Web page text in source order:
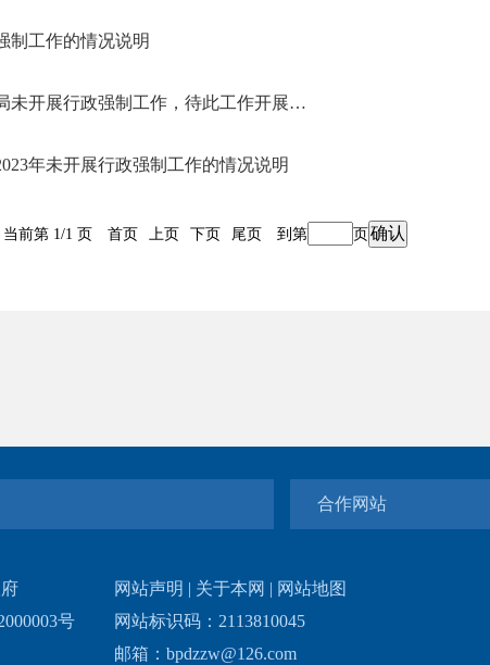
制工作的情况说明
2024年北票市卫生健康局未开展行政强制工作，待此工作开展后，信息及时更新。
年未开展行政强制工作的情况说明
当前第 1/1 页 首页 上页 下页 尾页 到第 页
合作网站
号
网站声明 | 关于本网 | 网站地图
网站标识码：2113810045
邮箱：bpdzzw@126.com